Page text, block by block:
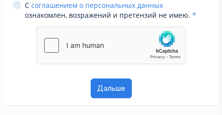
С соглашением о персональных данных
ознакомлен, возражений и претензий не имею. *